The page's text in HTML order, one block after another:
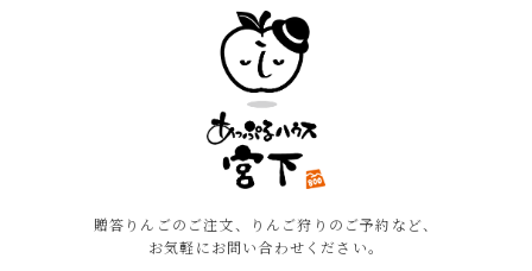
贈答りんごのご注文、りんご狩りのご予約など、
お気軽にお問い合わせください。